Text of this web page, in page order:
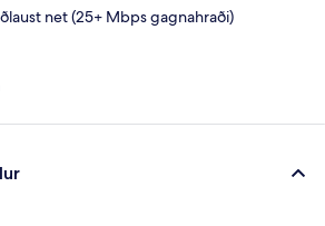
net (25+ Mbps gagnahraði)